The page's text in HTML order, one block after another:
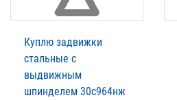
Куплю задвижки
стальные с
выдвижным
шпинделем 30с964нж